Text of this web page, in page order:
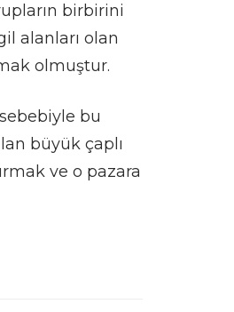
birbirini
alanları olan
olmuştur.
bu
büyük çaplı
ve o pazara